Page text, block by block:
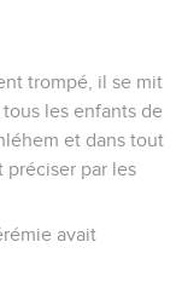
trompé, il se mit
les enfants de
et dans tout
préciser par les
avait